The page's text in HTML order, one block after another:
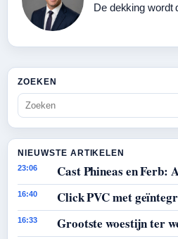
De dekking wordt
ZOEKEN
NIEUWSTE ARTIKELEN
23:06 Cast Phineas en Ferb:
16:40 Click PVC met
16:33 Grootste woestijn ter